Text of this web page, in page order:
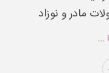
مادر و نوزاد
...